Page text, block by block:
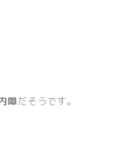
障だそうです。